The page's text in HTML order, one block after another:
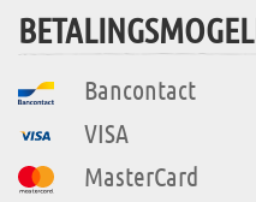
Bancontact
VISA
MasterCard